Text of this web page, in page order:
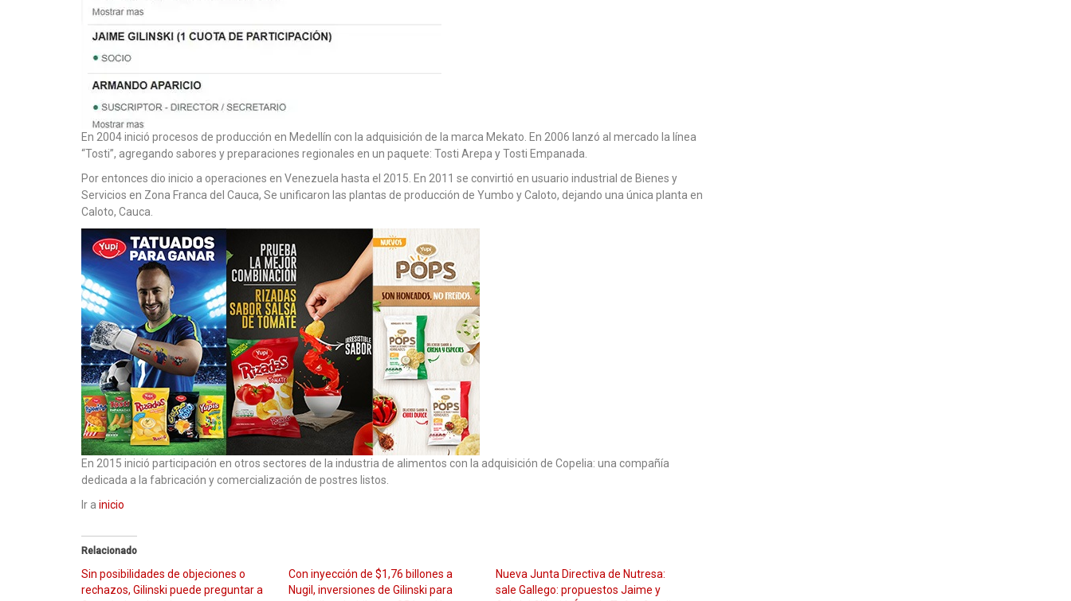
En 2004 inició procesos de producción en Medellín con la adquisición de la marca Mekato. En 2006 lanzó al mercado la línea
“Tosti”, agregando sabores y preparaciones regionales en un paquete: Tosti Arepa y Tosti Empanada.
Por entonces dio inicio a operaciones en Venezuela hasta el 2015. En 2011 se convirtió en usuario industrial de Bienes y
Servicios en Zona Franca del Cauca, Se unificaron las plantas de producción de Yumbo y Caloto, dejando una única planta en
Caloto, Cauca.
En 2015 inició participación en otros sectores de la industria de alimentos con la adquisición de Copelia: una compañía
dedicada a la fabricación y comercialización de postres listos.
Ir a inicio
Relacionado
Sin posibilidades de objeciones o
rechazos, Gilinski puede preguntar a
Con inyección de $1,76 billones a
Nugil, inversiones de Gilinski para
Nueva Junta Directiva de Nutresa:
sale Gallego: propuestos Jaime y